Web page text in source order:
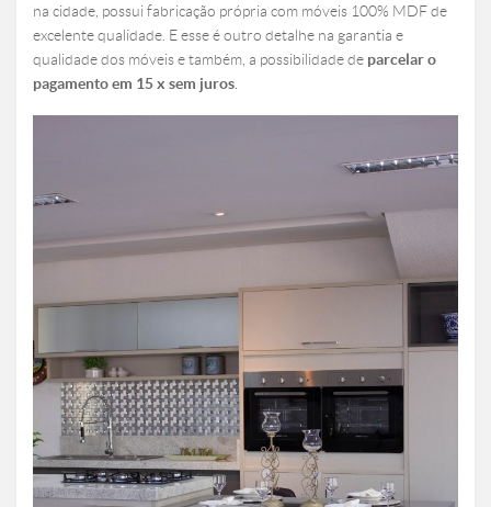
na cidade, possui fabricação própria com móveis 100% MDF de
excelente qualidade. E esse é outro detalhe na garantia e
qualidade dos móveis e também, a possibilidade de parcelar o
pagamento em 15 x sem juros